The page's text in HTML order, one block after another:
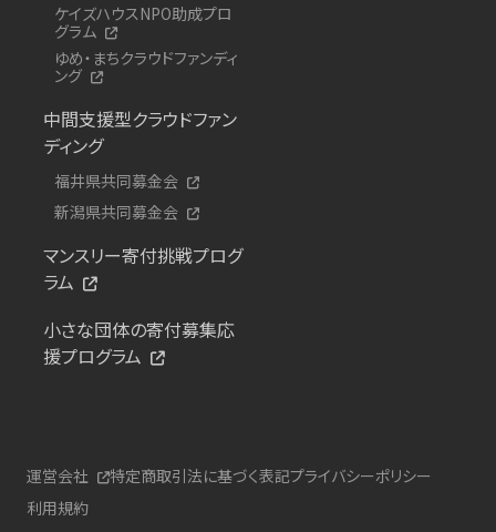
ケイズハウスNPO助成プロ
グラム
ゆめ・まちクラウドファンディ
ング
中間支援型クラウドファン
ディング
福井県共同募金会
新潟県共同募金会
マンスリー寄付挑戦プログ
ラム
小さな団体の寄付募集応
援プログラム
運営会社 特定商取引法に基づく表記プライバシーポリシー
利用規約